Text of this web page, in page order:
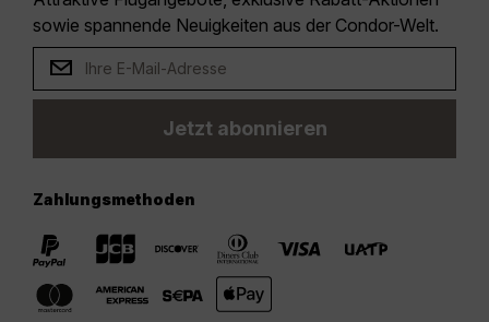
sowie spannende Neuigkeiten aus der Condor-Welt.
Jetzt abonnieren
Zahlungsmethoden